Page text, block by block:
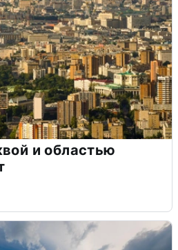
и областью